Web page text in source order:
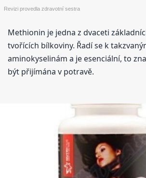
Revizi provedla zdravotní sestra
Methionin je jedna z dvaceti
tvořících bílkoviny. Řadí se k
aminokyselinám a je esenciální, to
být přijímána v potravě.